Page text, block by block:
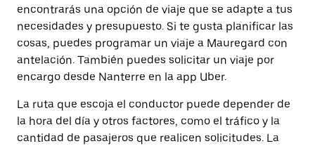
encontrarás una opción de viaje que se adapte a tus
necesidades y presupuesto. Si te gusta planificar las
cosas, puedes programar un viaje a Mauregard con
antelación. También puedes solicitar un viaje por
encargo desde Nanterre en la app Uber.
La ruta que escoja el conductor puede depender de
la hora del día y otros factores, como el tráfico y la
cantidad de pasajeros que realicen solicitudes. La